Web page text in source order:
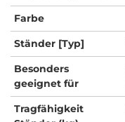
Farbe
Ständer [Typ]
Besonders
geeignet für
Tragfähigkeit